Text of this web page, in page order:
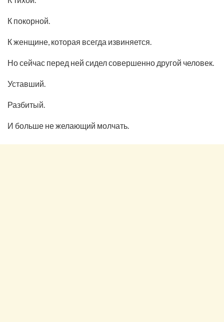
К покорной.
К женщине, которая всегда извиняется.
Но сейчас перед ней сидел совершенно другой человек.
Уставший.
Разбитый.
И больше не желающий молчать.